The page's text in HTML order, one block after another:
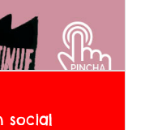
social